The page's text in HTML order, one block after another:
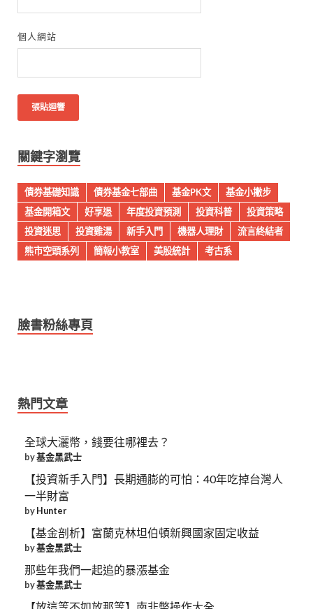
個人網站
關鍵字瀏覽
債券基礎知識 債券基金七部曲 基金PK文
基金小撇步
基金開箱文
好享退 年度投資預測 投資科普
投資策略
投資迷思
投資雞湯 新手入門 機器人理財
流言終結者
熊市空頭系列
簡報小教室 美股統計 考古系
臉書粉絲專頁
熱門文章
全球大灑幣，錢要往哪裡去？
by基金黑武士
【投資新手入門】長期通膨的可怕：40年吃掉台灣人
一半財富
byHunter
【基金剖析】富蘭克林坦伯頓新興國家固定收益
by基金黑武士
那些年我們一起追的暴漲基金
by基金黑武士